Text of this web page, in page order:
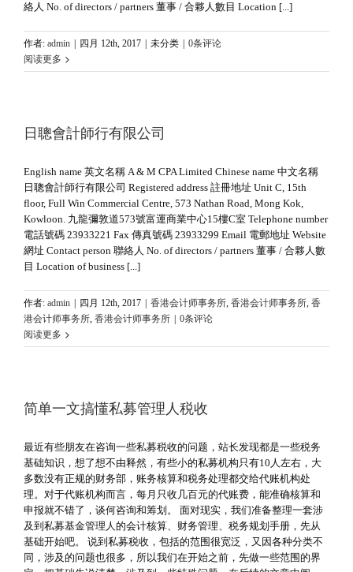
絡人 No. of directors / partners 董事 / 合夥人數目 Location [...]
作者: admin 四月 12th, 2017 未分类
0条评论
阅读更多
日聰會計師行有限公司
English name 英文名稱 A & M CPA Limited Chinese name 中文名稱
日聰會計師行有限公司 Registered address 註冊地址 Unit C, 15th
floor, Full Win Commercial Centre, 573 Nathan Road, Mong Kok,
Kowloon. 九龍彌敦道573號富運商業中心15樓C室 Telephone number
電話號碼 23933221 Fax 傳真號碼 23933299 Email 電郵地址 Website
網址 Contact person 聯絡人 No. of directors / partners 董事 / 合夥人數
目 Location of business [...]
作者: admin 四月 12th, 2017 香港会计师事务所, 香港会计师事务所, 香
港会计师事务所, 香港会计师事务所
0条评论
阅读更多
简单一文搞懂私募管理人税收
最近有些朋友在咨询一些私募税收的问题，站长发现都是一些税务
基础知识，想了想不由释然，有些小的私募机构只有10人左右，大
多数没有正规的财务部，账务核算和税务处理都交给代账机构处
理。对于代账机构而言，每月只收几百元的代账费，能准确核算和
申报就不错了，谈何咨询和筹划。 面对现实，我们准备整理一套涉
及到私募基金管理人的会计核算、财务管理、税务规划手册，先从
基础开始吧。 说到私募税收，包括的范围很宽泛，又因各种分类不
同，涉及的问题也很多，所以我们在开始之前，先做一些范围的界